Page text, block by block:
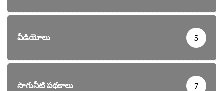
వీడియోలు 5
సాగునీటి పథకాలు 7